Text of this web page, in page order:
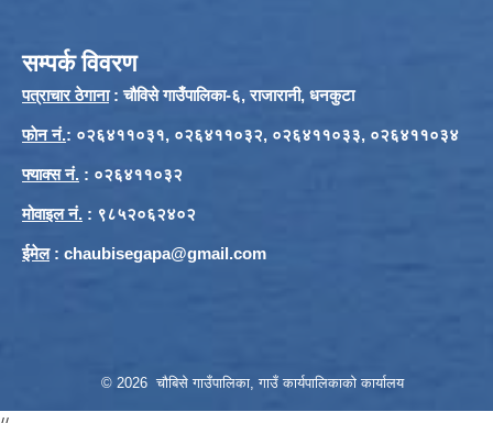
सम्पर्क विवरण
पत्राचार ठेगाना: चौविसे गाउँपालिका-६, राजारानी, धनकुटा
फाेन नं.: ०२६४११०३१, ०२६४११०३२, ०२६४११०३३, ०२६४११०३४
फ्याक्स नं. : ०२६४११०३२
मोवाइल नं. : ९८५२०६२४०२
ईमेल: chaubisegapa@gmail.com
© 2026 चौबिसे गाउँपालिका, गाउँ कार्यपालिकाको कार्यालय